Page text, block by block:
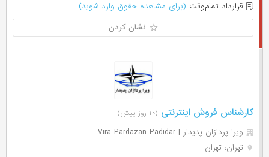
قرارداد تمام‌وقت (برای مشاهده حقوق وارد شوید)
نشان کردن
کارشناس فروش اینترنتی (۱۰ روز پیش)
ویرا پردازان پدیدار | Vira Pardazan Padidar
تهران، تهران